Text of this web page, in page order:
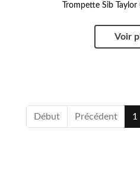
Trompette Sib
Voir
Début Précédent 1